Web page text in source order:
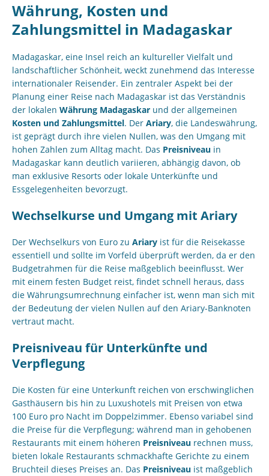
Währung, Kosten und
Zahlungsmittel in Madagaskar
Madagaskar, eine Insel reich an kultureller Vielfalt und
landschaftlicher Schönheit, weckt zunehmend das Interesse
internationaler Reisender. Ein zentraler Aspekt bei der
Planung einer Reise nach Madagaskar ist das Verständnis
der lokalen Währung Madagaskar und der allgemeinen
Kosten und Zahlungsmittel. Der Ariary, die Landeswährung,
ist geprägt durch ihre vielen Nullen, was den Umgang mit
hohen Zahlen zum Alltag macht. Das Preisniveau in
Madagaskar kann deutlich variieren, abhängig davon, ob
man exklusive Resorts oder lokale Unterkünfte und
Essgelegenheiten bevorzugt.
Wechselkurse und Umgang mit Ariary
Der Wechselkurs von Euro zu Ariary ist für die Reisekasse
essentiell und sollte im Vorfeld überprüft werden, da er den
Budgetrahmen für die Reise maßgeblich beeinflusst. Wer
mit einem festen Budget reist, findet schnell heraus, dass
die Währungsumrechnung einfacher ist, wenn man sich mit
der Bedeutung der vielen Nullen auf den Ariary-Banknoten
vertraut macht.
Preisniveau für Unterkünfte und
Verpflegung
Die Kosten für eine Unterkunft reichen von erschwinglichen
Gasthäusern bis hin zu Luxushotels mit Preisen von etwa
100 Euro pro Nacht im Doppelzimmer. Ebenso variabel sind
die Preise für die Verpflegung; während man in gehobenen
Restaurants mit einem höheren Preisniveau rechnen muss,
bieten lokale Restaurants schmackhafte Gerichte zu einem
Bruchteil dieses Preises an. Das Preisniveau ist maßgeblich